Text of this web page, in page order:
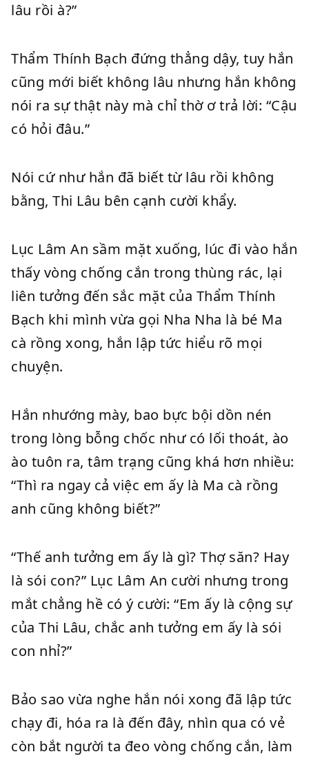
lâu rồi à?”
Thẩm Thính Bạch đứng thẳng dậy, tuy hắn
cũng mới biết không lâu nhưng hắn không
nói ra sự thật này mà chỉ thờ ơ trả lời: “Cậu
có hỏi đâu.”
Nói cứ như hắn đã biết từ lâu rồi không
bằng, Thi Lâu bên cạnh cười khẩy.
Lục Lâm An sầm mặt xuống, lúc đi vào hắn
thấy vòng chống cắn trong thùng rác, lại
liên tưởng đến sắc mặt của Thẩm Thính
Bạch khi mình vừa gọi Nha Nha là bé Ma
cà rồng xong, hắn lập tức hiểu rõ mọi
chuyện.
Hắn nhướng mày, bao bực bội dồn nén
trong lòng bỗng chốc như có lối thoát, ào
ào tuôn ra, tâm trạng cũng khá hơn nhiều:
“Thì ra ngay cả việc em ấy là Ma cà rồng
anh cũng không biết?”
“Thế anh tưởng em ấy là gì? Thợ săn? Hay
là sói con?” Lục Lâm An cười nhưng trong
mắt chẳng hề có ý cười: “Em ấy là cộng sự
của Thi Lâu, chắc anh tưởng em ấy là sói
con nhỉ?”
Bảo sao vừa nghe hắn nói xong đã lập tức
chạy đi, hóa ra là đến đây, nhìn qua có vẻ
còn bắt người ta đeo vòng chống cắn, làm